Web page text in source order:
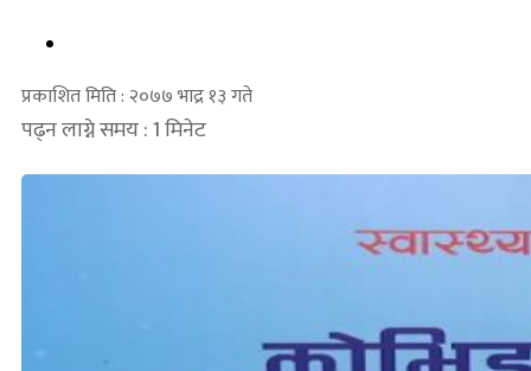
प्रकाशित मिति : २०७७ भाद्र १३ गते
पढ्न लाग्ने समय : 1 मिनेट